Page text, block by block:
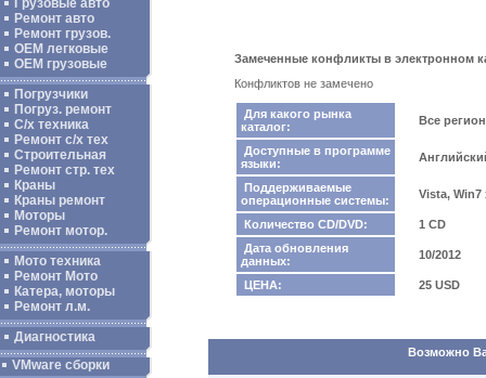
Грузовые авто
Ремонт авто
Ремонт грузов.
ОЕМ легковые
OEM грузовые
Погрузчики
Погруз. ремонт
С/х техника
Ремонт с/х тех
Строительная
Ремонт стр. тех
Краны
Краны ремонт
Моторы
Ремонт мотор.
Мото техника
Ремонт Мото
Катера, моторы
Ремонт л.м.
Диагностика
VMware сборки
Замеченные конфликты в электронном
Конфликтов не замечено
Для какого рынка
каталог:
Все
Доступные в программе
языки:
Поддерживаемые
операционные системы:
Vista, Win7
Количество CD/DVD:
1 CD
Дата обновления
данных:
10/2012
ЦЕНА: 25 USD
Возможно